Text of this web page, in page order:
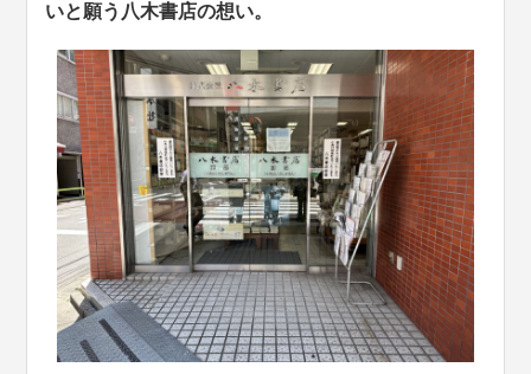
いと願う八木書店の想い。